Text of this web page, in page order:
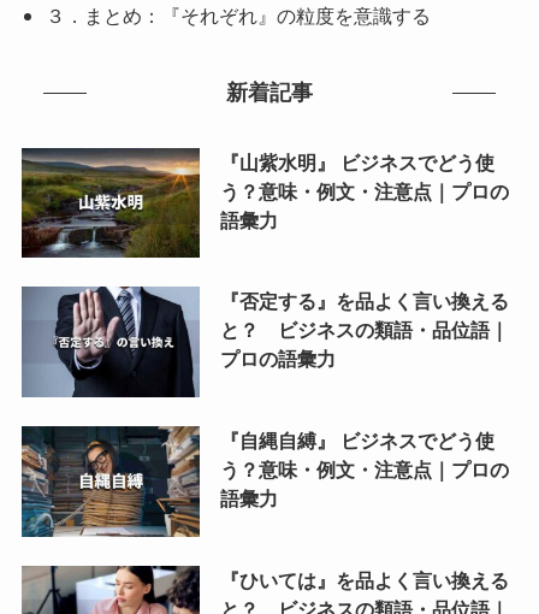
３．まとめ：『それぞれ』の粒度を意識する
新着記事
『山紫水明』 ビジネスでどう使
う？意味・例文・注意点｜プロの
語彙力
『否定する』を品よく言い換える
と？ ビジネスの類語・品位語｜
プロの語彙力
『自縄自縛』 ビジネスでどう使
う？意味・例文・注意点｜プロの
語彙力
『ひいては』を品よく言い換える
と？ ビジネスの類語・品位語｜